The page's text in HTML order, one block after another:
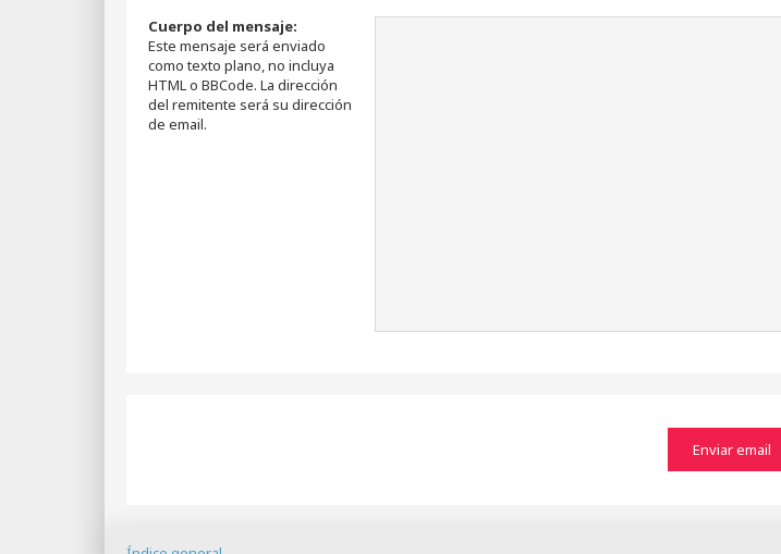
Cuerpo del mensaje:
Este mensaje será enviado
como texto plano, no incluya
HTML o BBCode. La dirección
del remitente será su dirección
de email.